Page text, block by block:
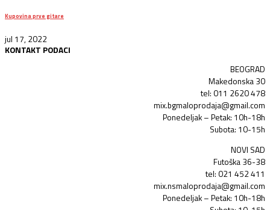
Kupovina prve gitare
jul 17, 2022
KONTAKT PODACI
BEOGRAD
Makedonska 30
tel: 011 2620 478
mix.bgmaloprodaja@gmail.com
Ponedeljak – Petak: 10h-18h
Subota: 10-15h
NOVI SAD
Futoška 36-38
tel: 021 452 411
mix.nsmaloprodaja@gmail.com
Ponedeljak – Petak: 10h-18h